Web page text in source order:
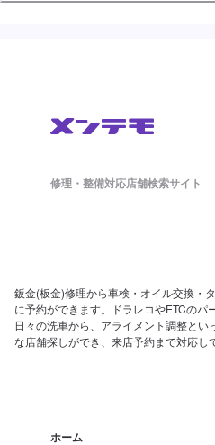
修理・整備対応店舗検索サイト
鈑金(板金)修理から車検・オイル交換・
に予約ができます。ドラレコやETCのパ
日々の洗車から、アライメント調整と
な店舗探しができ、来店予約まで対応し
ホーム